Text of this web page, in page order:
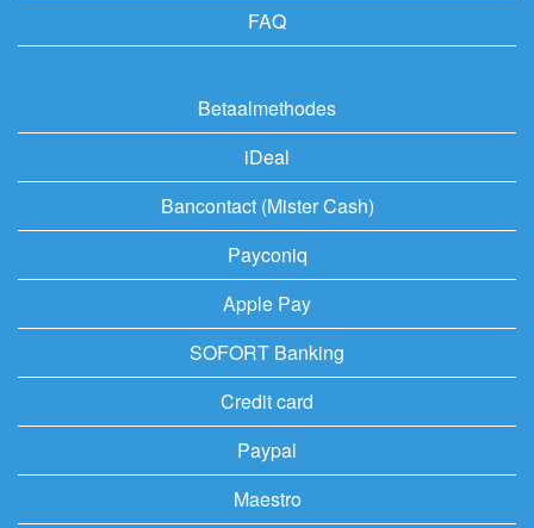
FAQ
Betaalmethodes
iDeal
Bancontact (Mister Cash)
Payconiq
Apple Pay
SOFORT Banking
Credit card
Paypal
Maestro